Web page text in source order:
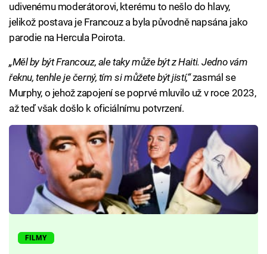
udivenému moderátorovi, kterému to nešlo do hlavy,
jelikož postava je Francouz a byla původně napsána jako
parodie na Hercula Poirota.
„Měl by být Francouz, ale taky může být z Haiti. Jedno vám
řeknu, tenhle je černý, tím si můžete být jistí,“zasmál se
Murphy, o jehož zapojení se poprvé mluvilo už v roce 2023,
až teď však došlo k oficiálnímu potvrzení.
FILMY